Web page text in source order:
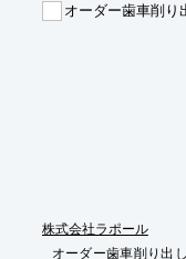
オーダー歯車削り
株式会社ラポール
オーダー歯車削り出